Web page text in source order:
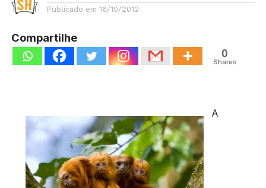
Publicado em 16/10/2012
Compartilhe
0
Shares
A